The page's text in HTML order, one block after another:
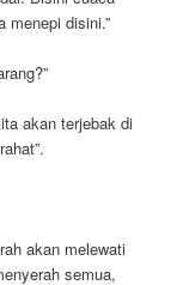
menepi disini.”
akan terjebak di
akan melewati
semua,